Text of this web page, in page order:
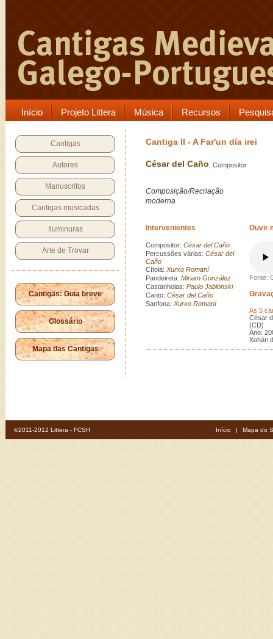
Início Projeto Littera Música Recursos
Cantigas
Autores
Manuscritos
Cantigas musicadas
Iluminuras
Arte de Trovar
Cantigas: Guia breve
Glossário
Mapa das Cantigas
Cantiga II - A Far'un día irei
César del Caño , Compositor
Composição/Recriação
moderna
Intervenientes
Compositor: César del Caño
Percussões várias: César del
Caño
Cítola: Xurxo Romaní
Pandeireta: Miriam González
Castanholas: Paulo Jablonski
Canto: César del Caño
Sanfona: Xurxo Romaní
Ouvir
Fonte:
As 5
César
(CD)
Ano:
Xohán
©2011-2012 Littera - FCSH Início | Mapa do